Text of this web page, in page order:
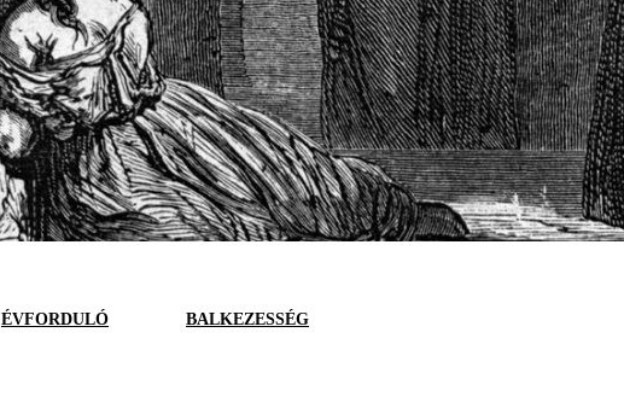
ÉVFORDULÓ BALKEZESSÉG